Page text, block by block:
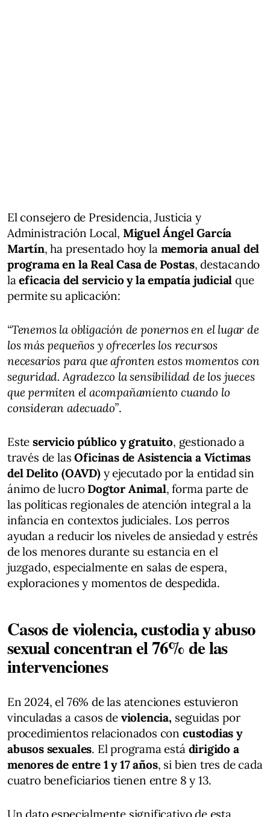
El consejero de Presidencia, Justicia y
Administración Local, Miguel Ángel García
Martín, ha presentado hoy la memoria anual del
programa en la Real Casa de Postas, destacando
laeficacia del servicio y la empatía judicial que
permite su aplicación:
“Tenemos la obligación de ponernos en el lugar de
los más pequeños y ofrecerles los recursos
necesarios para que afronten estos momentos con
seguridad. Agradezco la sensibilidad de los jueces
que permiten el acompañamiento cuando lo
consideran adecuado”.
Esteservicio público y gratuito, gestionado a
través de lasOficinas de Asistencia a Víctimas
del Delito (OAVD) y ejecutado por la entidad sin
ánimo de lucro Dogtor Animal, forma parte de
las políticas regionales de atención integral a la
infancia en contextos judiciales. Los perros
ayudan a reducir los niveles de ansiedad y estrés
de los menores durante su estancia en el
juzgado, especialmente en salas de espera,
exploraciones y momentos de despedida.
Casos de violencia, custodia y abuso
sexual concentran el 76% de las
intervenciones
En 2024, el 76% de las atenciones estuvieron
vinculadas a casos de violencia, seguidas por
procedimientos relacionados con custodias y
abusos sexuales. El programa está dirigido a
menores de entre 1 y 17 años, si bien tres de cada
cuatro beneficiarios tienen entre 8 y 13.